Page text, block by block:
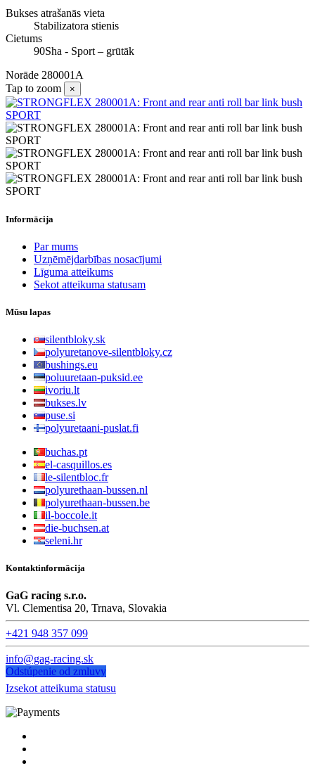
Bukses atrašanās vieta
Stabilizatora stienis
Cietums
90Sha - Sport – grūtāk
Norāde 280001A
Tap to zoom
×
Informācija
Par mums
Uzņēmējdarbības nosacījumi
Līguma atteikums
Sekot atteikuma statusam
Mūsu lapas
silentbloky.sk
polyuretanove-silentbloky.cz
bushings.eu
poluuretaan-puksid.ee
ivoriu.lt
bukses.lv
puse.si
polyuretaani-puslat.fi
buchas.pt
el-casquillos.es
le-silentbloc.fr
polyurethaan-bussen.nl
polyurethaan-bussen.be
il-boccole.it
die-buchsen.at
seleni.hr
Kontaktinformācija
GaG racing s.r.o.
Vl. Clementisa 20, Trnava, Slovakia
+421 948 357 099
info@gag-racing.sk
Odstúpenie od zmluvy
Izsekot atteikuma statusu